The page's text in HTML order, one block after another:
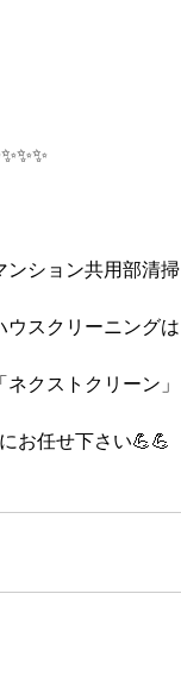
ンション共用部清掃
ウスクリーニングは
「ネクストクリーン」
にお任せ下さい💪💪